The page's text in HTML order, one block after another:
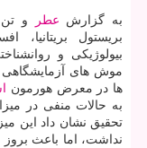
به گزارش عطر
و تن
بریستول بریتانیا،
بیولوژیكی و
موش های آزمایشگاهی
ها در معرض هورمون
به حالات منفی در
تحقیق نشان داد این
نداشت، اما باعث